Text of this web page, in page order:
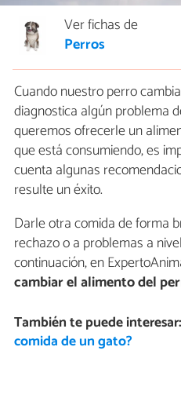
Ver fichas de
Perros
Cuando nuestro perro
diagnostica algún problema
queremos ofrecerle un
que está consumiendo, es
cuenta algunas
resulte un éxito.
Darle otra comida de forma
rechazo o a problemas a
continuación, en
cambiar el alimento del
También te puede interesar:
comida de un gato?